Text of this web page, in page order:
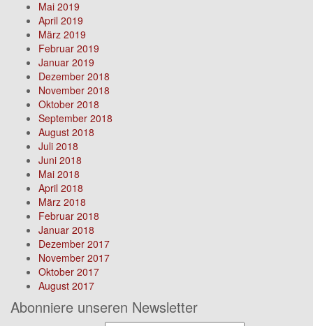
Mai 2019
April 2019
März 2019
Februar 2019
Januar 2019
Dezember 2018
November 2018
Oktober 2018
September 2018
August 2018
Juli 2018
Juni 2018
Mai 2018
April 2018
März 2018
Februar 2018
Januar 2018
Dezember 2017
November 2017
Oktober 2017
August 2017
Abonniere unseren Newsletter